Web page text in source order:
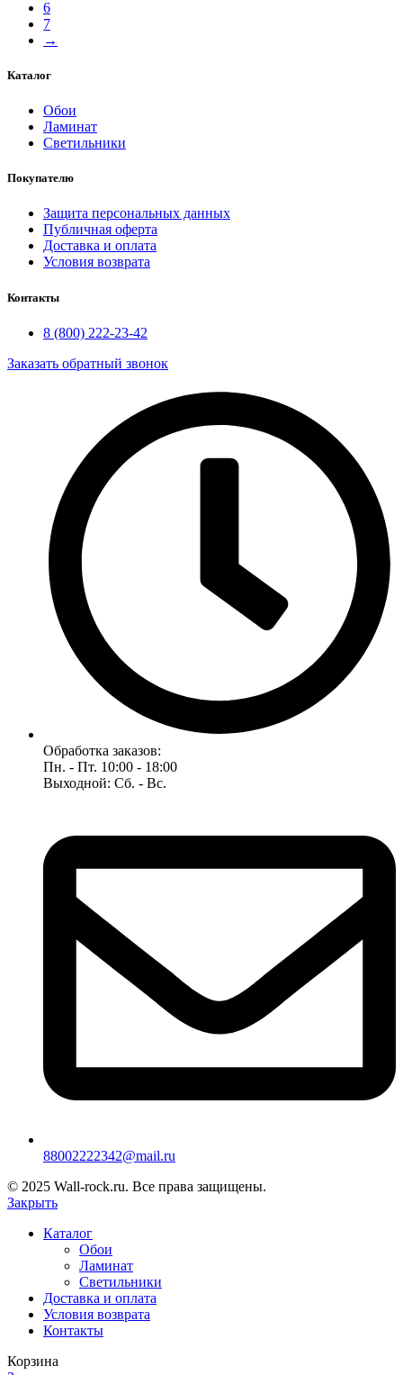
6
7
→
Каталог
Обои
Ламинат
Светильники
Покупателю
Защита персональных данных
Публичная оферта
Доставка и оплата
Условия возврата
Контакты
8 (800) 222-23-42
Заказать обратный звонок
Обработка заказов:
Пн. - Пт. 10:00 - 18:00
Выходной: Сб. - Вс.
88002222342@mail.ru
© 2025 Wall-rock.ru. Все права защищены.
Закрыть
Каталог
Обои
Ламинат
Светильники
Доставка и оплата
Условия возврата
Контакты
Корзина